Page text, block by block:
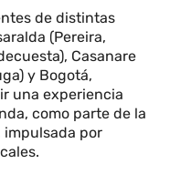
de distintas
(Pereira,
Casanare
y Bogotá,
una experiencia
como parte de la
impulsada por